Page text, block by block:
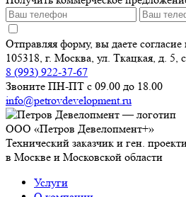
Отправляя форму, вы даете
105318, г. Москва, ул. Ткацкая, д. 5,
8 (993) 922-37-67
Звоните ПН-ПТ с 09.00 до 18.00
info@petrovdevelopment.ru
ООО «Петров Девелопмент+»
Технический заказчик и ген.
в Москве и Московской области
Услуги